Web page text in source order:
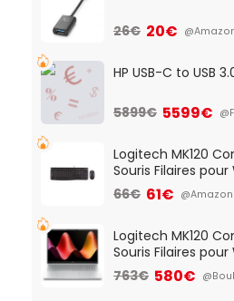
26€ 20€
HP USB-C to USB
5899€ 5599€
Logitech MK120
Souris Filaires pour
Optique Filaire,
And Play,
QWERTY UK - Noir
66€ 61€ @Amazon
Logitech MK120
Souris Filaires pour
Optique Filaire,
And Play,
763€ 580€